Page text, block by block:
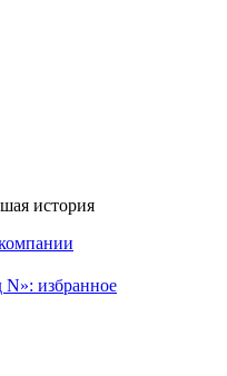
история
N»: избранное